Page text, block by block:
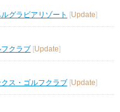
グラビアリゾート
Update
クラブ [Update]
ス・ゴルフクラブ
Update